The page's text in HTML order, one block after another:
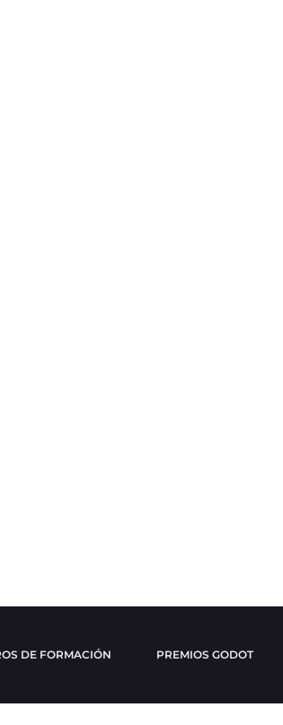
DE FORMACIÓN PREMIOS GODOT